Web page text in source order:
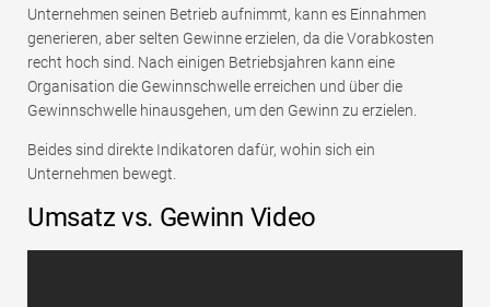
Unternehmen seinen Betrieb aufnimmt, kann es Einnahmen
generieren, aber selten Gewinne erzielen, da die Vorabkosten
recht hoch sind. Nach einigen Betriebsjahren kann eine
Organisation die Gewinnschwelle erreichen und über die
Gewinnschwelle hinausgehen, um den Gewinn zu erzielen.
Beides sind direkte Indikatoren dafür, wohin sich ein
Unternehmen bewegt.
Umsatz vs. Gewinn Video